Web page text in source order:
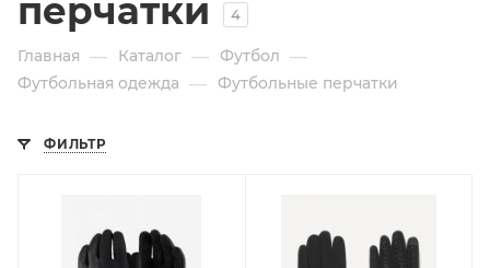
перчатки
4
Главная — Каталог — Футбол —
Футбольная одежда — Футбольные перчатки
ФИЛЬТР